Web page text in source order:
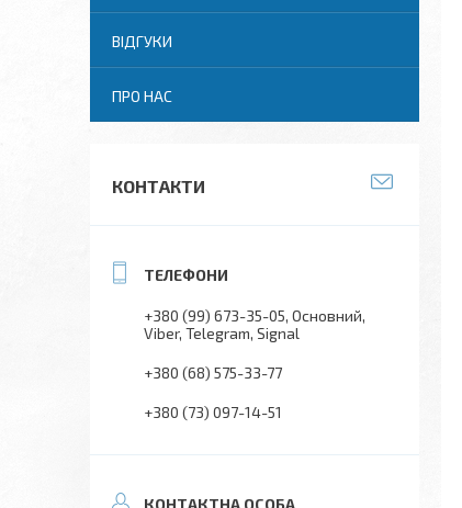
ВІДГУКИ
ПРО НАС
КОНТАКТИ
+380 (99) 673-35-05 Основний,
Viber, Telegram, Signal
+380 (68) 575-33-77
+380 (73) 097-14-51